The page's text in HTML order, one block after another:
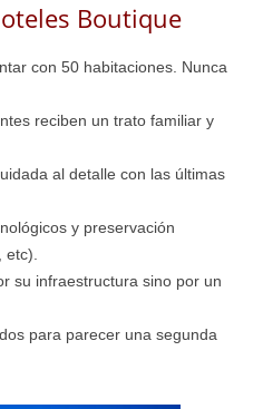
Boutique
con 50 habitaciones. Nunca
reciben un trato familiar y
al detalle con las últimas
y preservación
su infraestructura sino por un
para parecer una segunda